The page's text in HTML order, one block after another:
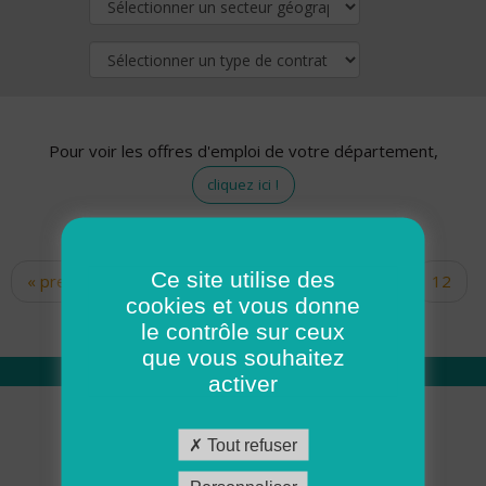
Pour voir les offres d'emploi de votre département,
cliquez ici !
Pages
« premier ‹ précédent … 10
12
14 15 16 17
Qui sommes nous
Académie ADMR
Ce site utilise des
cookies et vous donne
le contrôle sur ceux
que vous souhaitez
activer
Tout refuser